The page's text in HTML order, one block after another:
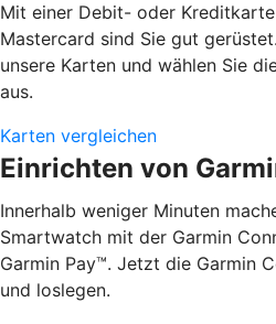
Mit einer Debit- oder
Mastercard sind Sie gut
unsere Karten und wählen Sie
aus.
Karten vergleichen
Einrichten von
Innerhalb weniger Minuten
Smartwatch mit der Garmin
Garmin Pay™. Jetzt die Garmin
und loslegen.